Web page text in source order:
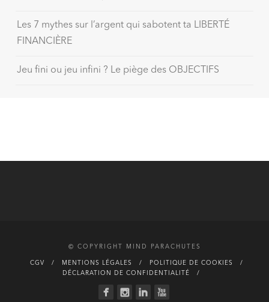
Les 7 mythes sur l’argent qui sabotent ta LIBERTÉ
FINANCIÈRE
Jeu fini ou jeu infini ? Le piège des OBJECTIFS
© COPYRIGHT MIND PARACHUTES
CGV MENTIONS LÉGALES
POLITIQUE DE COOKIES
DÉCLARATION DE CONFIDENTIALITÉ